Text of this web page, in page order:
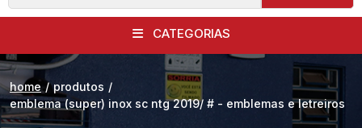
CATEGORIAS
home / produtos /
emblema (super) inox sc ntg 2019/ # - emblemas e letreiros